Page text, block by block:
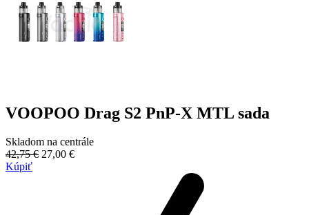
VOOPOO Drag S2 PnP-X MTL sada
Skladom na centrále
42,75 € 27,00 €
Kúpiť